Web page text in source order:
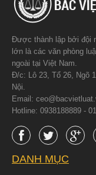
Được thành lập bởi đội
lớn là các văn phòng
ngoài tại Việt Nam.
Đ/c: Lô 23, Tổ 26, Ngõ
Nội.
Email:
Hotline: 0938188889 -
DANH MỤC